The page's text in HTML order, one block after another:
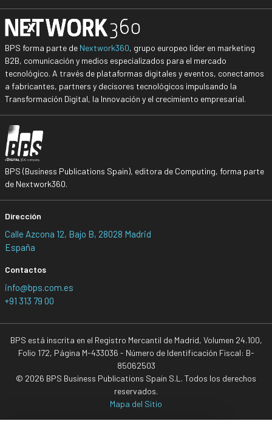
BPS forma parte de Nextwork360, grupo europeo líder en marketing
B2B, comunicación y medios especializados para el mercado
tecnológico. A través de plataformas digitales y eventos, conectamos
a fabricantes, partners y decisores tecnológicos impulsando la
Transformación Digital, la Innovación y el crecimiento empresarial.
BPS (Business Publications Spain), editora de Computing, forma parte
de Nextwork360.
Dirección
Calle Azcona 12, Bajo B, 28028 Madrid
España
Contactos
info@bps.com.es
+91 313 79 00
BPS está inscrita en el Registro Mercantil de Madrid, Volumen 24.100,
Folio 172, Página M-433036 - Número de Identificación Fiscal: B-
85062503
© 2026 BPS Business Publications Spain S.L. Todos los derechos
reservados.
Mapa del Sitio